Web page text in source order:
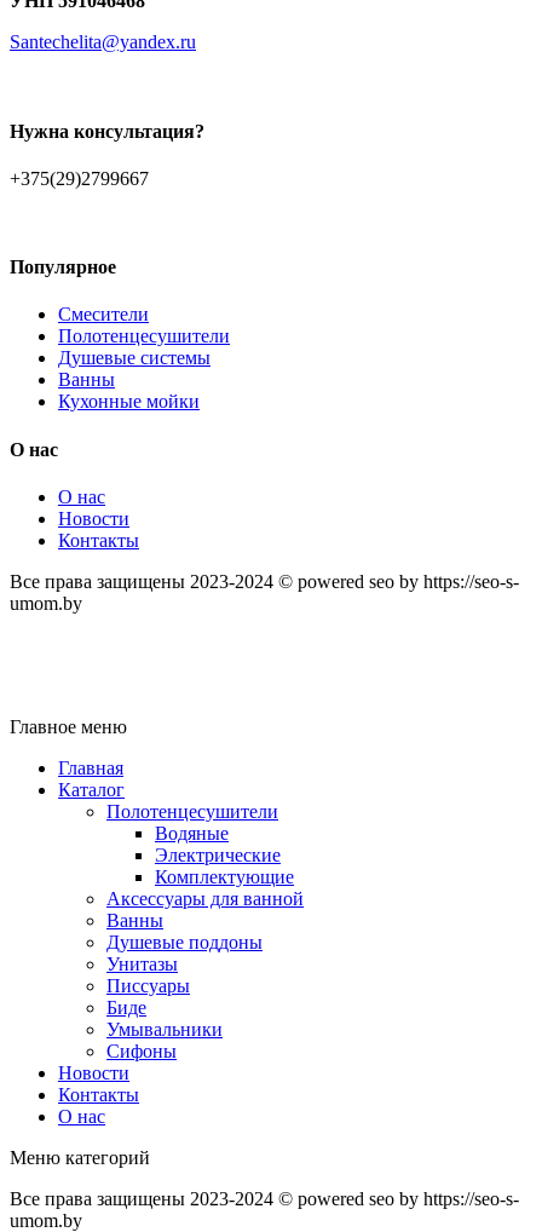
Santechelita@yandex.ru
Нужна консультация?
+375(29)2799667
Популярное
Смесители
Полотенцесушители
Душевые системы
Ванны
Кухонные мойки
О нас
О нас
Новости
Контакты
Все права защищены 2023-2024 © powered seo by https://seo-s-
umom.by
Главное меню
Главная
Каталог
Полотенцесушители
Водяные
Электрические
Комплектующие
Аксессуары для ванной
Ванны
Душевые поддоны
Унитазы
Писсуары
Биде
Умывальники
Сифоны
Новости
Контакты
О нас
Меню категорий
Все права защищены 2023-2024 © powered seo by https://seo-s-
umom.by